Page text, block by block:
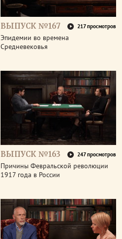
ВЫПУСК №167 217 просмотров
Эпидемии во времена
Средневековья
ВЫПУСК №163 247 просмотров
Причины Февральской революции
1917 года в России